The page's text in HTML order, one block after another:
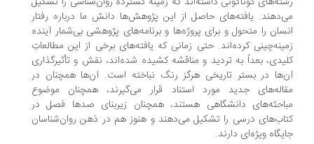
یافته‌های حاصل از این پژوهش‌ها دانش ما درباره رفتار
را متحول و برای پروژه‌ها و برنامه‌های پژوهشی بی‌شمار آینده
کرده‌اند. حتی زمانی که یافته‌های برخی از این مطالعاتِ
بعداً به تردید و مناقشه کشیده شده‌اند، نقش و تأثیرگذاری
در بستر تاریخی هرگز رنگ نباخته است. آن‌ها همچنان در
جدید مورد استناد قرار می‌گیرند، همچنان موضوع
دانشگاهی هستند، همچنان زیربنای صدها فصل در
درسی را تشکیل می‌دهند و هنوز هم در ذهن روان‌شناسان
ویژه‌ای دارند.